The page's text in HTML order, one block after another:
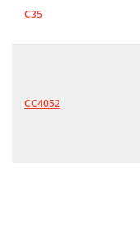
C35
CC4052